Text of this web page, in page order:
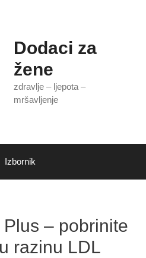
Dodaci za
žene
zdravlje – ljepota –
mršavljenje
Izbornik
– pobrinite
razinu LDL